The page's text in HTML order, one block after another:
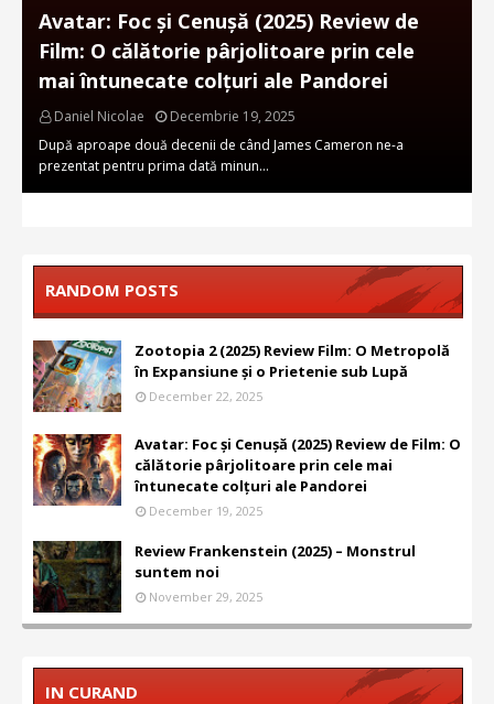
Avatar: Foc și Cenușă (2025) Review de
Film: O călătorie pârjolitoare prin cele
mai întunecate colțuri ale Pandorei
Daniel Nicolae
Decembrie 19, 2025
După aproape două decenii de când James Cameron ne-a
prezentat pentru prima dată minun…
RANDOM POSTS
Zootopia 2 (2025) Review Film: O Metropolă
în Expansiune și o Prietenie sub Lupă
December 22, 2025
Avatar: Foc și Cenușă (2025) Review de Film: O
călătorie pârjolitoare prin cele mai
întunecate colțuri ale Pandorei
December 19, 2025
Review Frankenstein (2025) – Monstrul
suntem noi
November 29, 2025
IN CURAND